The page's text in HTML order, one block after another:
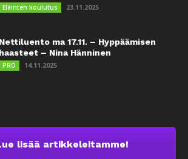
Eläinten koulutus 23.11.2025
Nettiluento ma 17.11. – Hyppäämisen
haasteet – Nina Hänninen
PRO 14.11.2025
lisää artikkeleitamme!